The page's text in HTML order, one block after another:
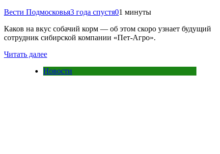
Вести Подмосковья3 года спустя01 минуты
Каков на вкус собачий корм — об этом скоро узнает будущий
сотрудник сибирской компании «Пет-Агро».
Читать далее
Новости